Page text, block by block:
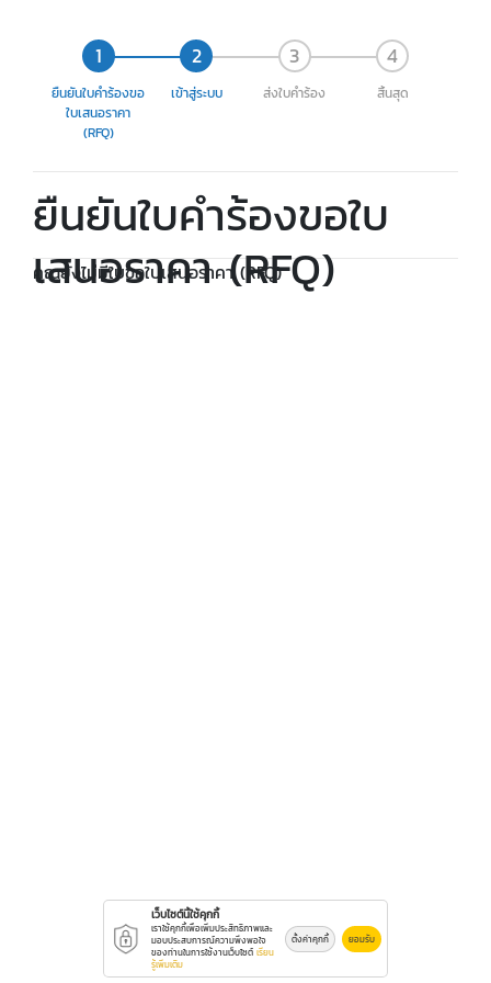
ยืนยันใบคำร้องขอ
ใบเสนอราคา
(RFQ)
เข้าสู่ระบบ ส่งใบคำร้อง สิ้นสุด
ยืนยันใบคำร้องขอใบ
เสนอราคา (RFQ)
คุณยังไม่มีใบขอใบเสนอราคา (RFQ)
เว็บไซต์นี้ใช้คุกกี้
เราใช้คุกกี้เพื่อเพิ่มประสิทธิภาพและ
มอบประสบการณ์ความพึงพอใจ
ของท่านในการใช้งานเว็บไซต์ เรียน
รู้เพิ่มเติม
ตั้งค่าคุกกี้ ยอมรับ